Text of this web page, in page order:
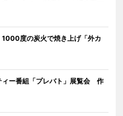
度の炭火で焼き上げ「外カ
ィー番組「プレバト」展覧会 作